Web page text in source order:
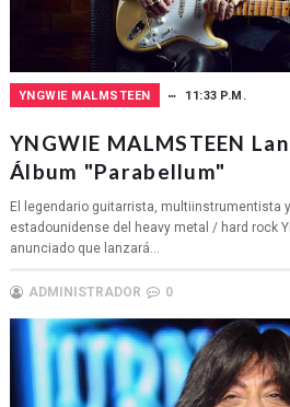
YNGWIE MALMSTEEN 11:33 P.M.
YNGWIE MALMSTEEN
Álbum "Parabellum"
El legendario guitarrista, multiinstrumentista
estadounidense del heavy metal / hard rock
anunciado que lanzará...
ADMINISTRADOR 0